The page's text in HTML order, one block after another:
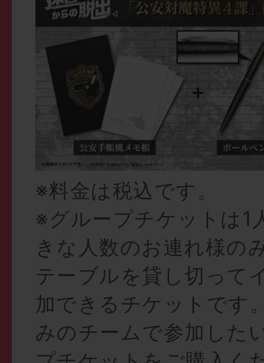
※料金は税込です。
※グループチケットは1
きな人数のお連れ様の
テーブルを貸し切って
加できるチケットです
みのチームで参加した